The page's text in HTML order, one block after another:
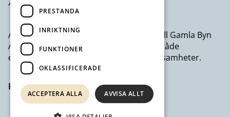
Avesta Industristad AB ett dotterbolag till Gamla Byn
AB som erbjuder kontor och lokaler till både
egenföretagare och större företagsverksamheter.
Besök avestaindustristad.se
PRESTANDA
INRIKTNING
FUNKTIONER
OKLASSIFICERADE
ACCEPTERA ALLA AVVISA ALLT